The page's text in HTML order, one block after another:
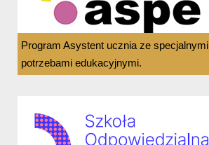
Program Asystent ucznia ze specjalnymi
potrzebami edukacyjnymi.